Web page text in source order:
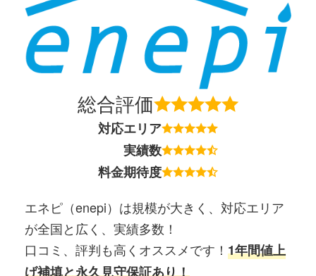
総合評価
対応エリア
実績数
料金期待度
エネピ（enepi）は規模が大きく、対応エリア
が全国と広く、実績多数！
口コミ、評判も高くオススメです！ 1年間値上
げ補填と永久見守保証あり！